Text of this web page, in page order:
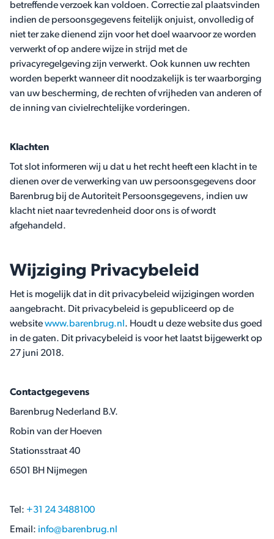
betreffende verzoek kan voldoen. Correctie zal plaatsvinden
indien de persoonsgegevens feitelijk onjuist, onvolledig of
niet ter zake dienend zijn voor het doel waarvoor ze worden
verwerkt of op andere wijze in strijd met de
privacyregelgeving zijn verwerkt. Ook kunnen uw rechten
worden beperkt wanneer dit noodzakelijk is ter waarborging
van uw bescherming, de rechten of vrijheden van anderen of
de inning van civielrechtelijke vorderingen.
Klachten
Tot slot informeren wij u dat u het recht heeft een klacht in te
dienen over de verwerking van uw persoonsgegevens door
Barenbrug bij de Autoriteit Persoonsgegevens, indien uw
klacht niet naar tevredenheid door ons is of wordt
afgehandeld.
Wijziging Privacybeleid
Het is mogelijk dat in dit privacybeleid wijzigingen worden
aangebracht. Dit privacybeleid is gepubliceerd op de
websitewww.barenbrug.nl . Houdt u deze website dus goed
in de gaten. Dit privacybeleid is voor het laatst bijgewerkt op
27 juni 2018.
Contactgegevens
Barenbrug Nederland B.V.
Robin van der Hoeven
Stationsstraat 40
6501 BH Nijmegen
Tel: +31 24 3488100
Email: info@barenbrug.nl